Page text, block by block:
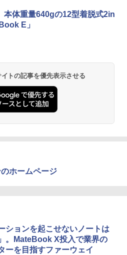
SSD512GB/DVD-RW/Win11 Pro-
中古/送料無料 ※沖縄、離島を除
ブルモニター ゲーミングモニター
トワーク IPS Tpye-C/mini HDMI
PC iPhone対応
ひとりごと 17巻 (デジタル版ビッグガ
ミックス)
酒屋「のぶ」(22) (角川コミックス・
本体重量640gの12型着脱式2in
E」
トの記事を優先表示させる
ホームページ
ションを起こせないノートは
。MateBook X投入で業界の
ーを目指すファーウェイ